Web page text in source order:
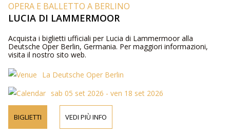
OPERA E BALLETTO A BERLINO
LUCIA DI LAMMERMOOR
Acquista i biglietti ufficiali per Lucia di Lammermoor alla
Deutsche Oper Berlin, Germania. Per maggiori informazioni,
visita il nostro sito web.
La Deutsche Oper Berlin
sab 05 set 2026 - ven 18 set 2026
BIGLIETTI VEDI PIÙ INFO